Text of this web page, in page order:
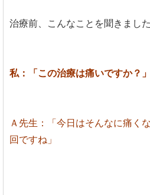
治療前、こんなことを聞きました
私：「この治療は痛いですか？」
Ａ先生：「今日はそんなに痛く
回ですね」